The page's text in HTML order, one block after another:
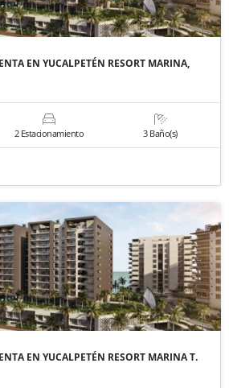
EN YUCALPETÉN RESORT MARINA,
2 Estacionamiento 3 Baño(s)
EN YUCALPETÉN RESORT MARINA T.